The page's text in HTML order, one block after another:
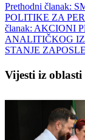
Prethodni članak:
POLITIKE ZA
članak: AKCIONI
ANALITIČKOG
STANJE
Vijesti iz